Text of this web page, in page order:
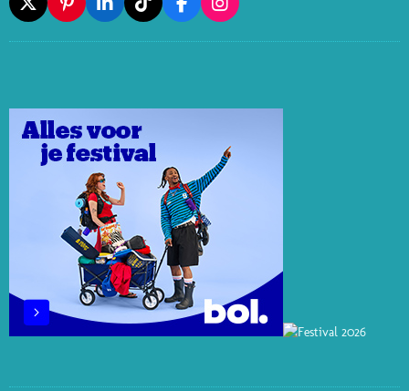
X
P
I
N
E
S
T
L
I
N
I
N
T
I
K
F
A
C
O
I
N
S
R
M